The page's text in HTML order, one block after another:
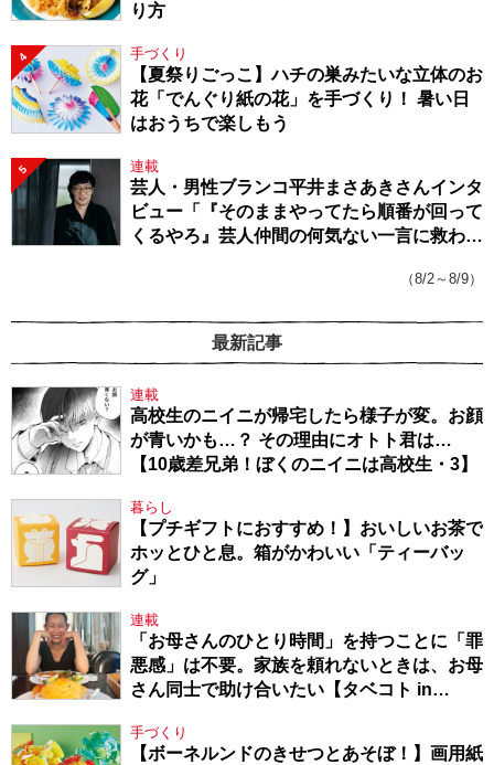
り方
4 手づくり
【夏祭りごっこ】ハチの巣みたいな立体のお
花「でんぐり紙の花」を手づくり！ 暑い日
はおうちで楽しもう
5 連載
芸人・男性ブランコ平井まさあきさんインタ
ビュー「『そのままやってたら順番が回って
くるやろ』芸人仲間の何気ない一言に救われ
（8/2～8/9）
最新記事
連載
高校生のニイニが帰宅したら様子が変。お顔
が青いかも…？ その理由にオトト君は…
【10歳差兄弟！ぼくのニイニは高校生・3】
暮らし
【プチギフトにおすすめ！】おいしいお茶で
ホッとひと息。箱がかわいい「ティーバッ
グ」
連載
「お母さんのひとり時間」を持つことに「罪
悪感」は不要。家族を頼れないときは、お母
さん同士で助け合いたい【タベコト in
手づくり
【ボーネルンドのきせつとあそぼ！】画用紙